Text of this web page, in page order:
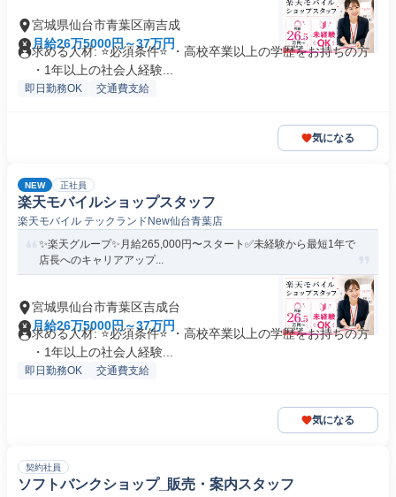
宮城県仙台市青葉区南吉成
月給26万5000円～37万円
求める人材: ⭐必須条件⭐ ・高校卒業以上の学歴をお持ちの方
・1年以上の社会人経験...
即日勤務OK 交通費支給
気になる
NEW 正社員
楽天モバイルショップスタッフ
楽天モバイル テックランドNew仙台青葉店
✨楽天グループ✨月給265,000円〜スタート✅未経験から最短1年で
店長へのキャリアアップ...
宮城県仙台市青葉区吉成台
月給26万5000円～37万円
求める人材: ⭐必須条件⭐ ・高校卒業以上の学歴をお持ちの方
・1年以上の社会人経験...
即日勤務OK 交通費支給
気になる
契約社員
ソフトバンクショップ_販売・案内スタッフ